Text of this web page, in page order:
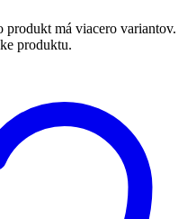
produkt má viacero variantov.
produktu.